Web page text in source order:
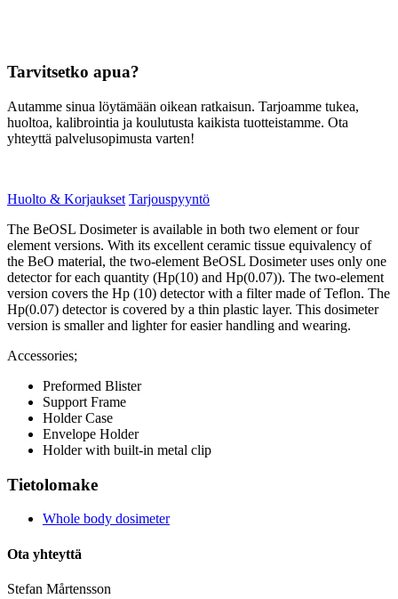
Tarvitsetko apua?
Autamme sinua löytämään oikean ratkaisun. Tarjoamme tukea,
huoltoa, kalibrointia ja koulutusta kaikista tuotteistamme. Ota
yhteyttä palvelusopimusta varten!
Huolto & Korjaukset Tarjouspyyntö
The BeOSL Dosimeter is available in both two element or four
element versions. With its excellent ceramic tissue equivalency of
the BeO material, the two-element BeOSL Dosimeter uses only one
detector for each quantity (Hp(10) and Hp(0.07)). The two-element
version covers the Hp (10) detector with a filter made of Teflon. The
Hp(0.07) detector is covered by a thin plastic layer. This dosimeter
version is smaller and lighter for easier handling and wearing.
Accessories;
Preformed Blister
Support Frame
Holder Case
Envelope Holder
Holder with built-in metal clip
Tietolomake
Whole body dosimeter
Ota yhteyttä
Stefan Mårtensson